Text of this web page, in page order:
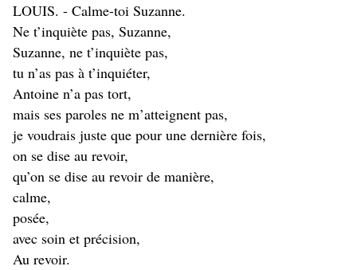
LOUIS. - Calme-toi Suzanne.
Ne t’inquiète pas, Suzanne,
Suzanne, ne t’inquiète pas,
tu n’as pas à t’inquiéter,
Antoine n’a pas tort,
mais ses paroles ne m’atteignent pas,
je voudrais juste que pour une dernière fois,
on se dise au revoir,
qu’on se dise au revoir de manière,
calme,
posée,
avec soin et précision,
Au revoir.